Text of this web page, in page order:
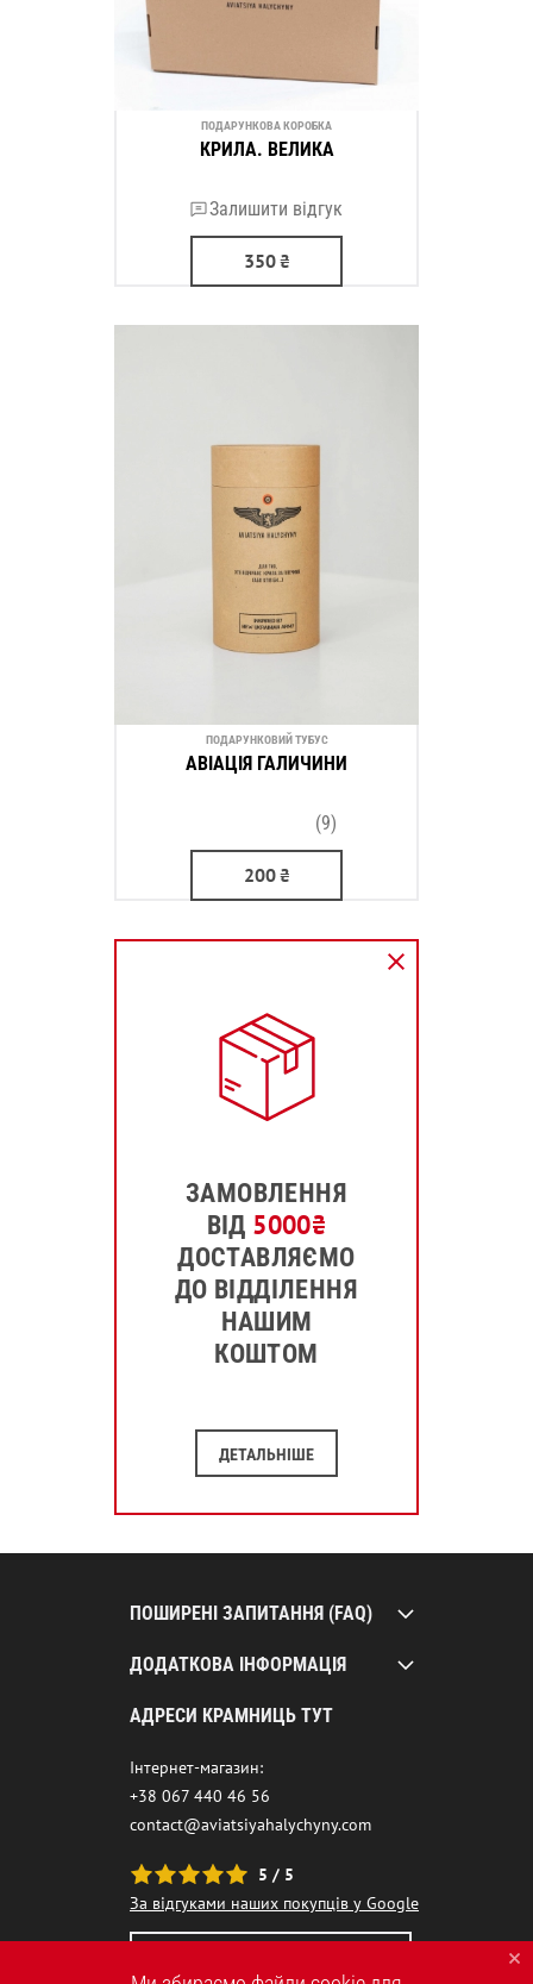
ПОДАРУНКОВА КОРОБКА
КРИЛА. ВЕЛИКА
Залишити відгук
350₴
ПОДАРУНКОВИЙ ТУБУС
АВІАЦІЯ ГАЛИЧИНИ
(9)
200₴
ЗАМОВЛЕННЯ
ВІД 5000₴
ДОСТАВЛЯЄМО
ДО ВІДДІЛЕННЯ
НАШИМ
КОШТОМ
ДЕТАЛЬНІШЕ
ПОШИРЕНІ ЗАПИТАННЯ (FAQ)
ДОДАТКОВА ІНФОРМАЦІЯ
АДРЕСИ КРАМНИЦЬ ТУТ
Інтернет-магазин:
+38 067 440 46 56
contact@aviatsiyahalychyny.com
5 / 5
За відгуками наших покупців у Google